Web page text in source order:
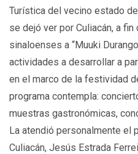
Turística del vecino estado
se dejó ver por Culiacán, a
sinaloenses a “Muuki
actividades a desarrollar a
en el marco de la festividad
programa contempla:
muestras gastronómicas,
La atendió personalmente el
Culiacán, Jesús Estrada